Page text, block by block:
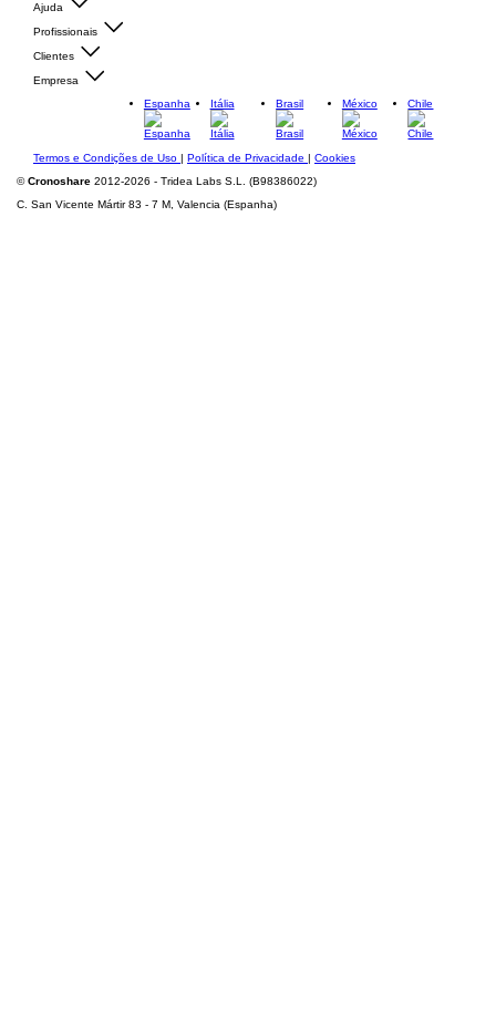
Ajuda
Profissionais
Clientes
Empresa
Espanha
Itália Brasil México Chile
Termos e Condições de Uso | Política de Privacidade | Cookies
©Cronoshare 2012-2026 - Tridea Labs S.L. (B98386022)
C. San Vicente Mártir 83 - 7 M, Valencia (Espanha)